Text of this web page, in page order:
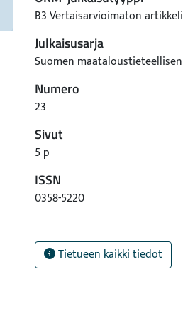
B3 Vertaisarvioimaton
Julkaisusarja
Suomen
Numero
23
Sivut
5 p
ISSN
0358-5220
Tietueen kaikki tiedot